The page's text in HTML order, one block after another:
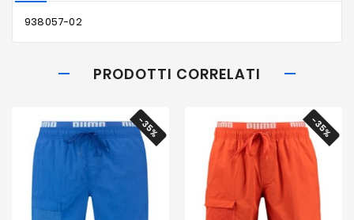
938057-02
PRODOTTI CORRELATI
-35% -35%